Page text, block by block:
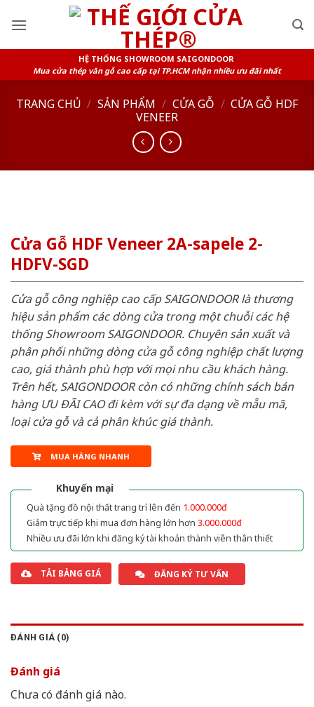
HỆ THỐNG SHOWROOM SAIGONDOOR
Mua cửa thép vân gỗ cao cấp tại TP.HCM nhận nhiều ưu đãi nhất
TRANG CHỦ / SẢN PHẨM / CỬA GỖ / CỬA GỖ HDF
VENEER
Cửa Gỗ HDF Veneer 2A-sapele 2-
HDFV-SGD
Cửa gỗ công nghiệp cao cấp SAIGONDOOR là thương
hiệu sản phẩm các dòng cửa trong một chuỗi các hệ
thống Showroom SAIGONDOOR. Chuyên sản xuất và
phân phối những dòng cửa gỗ công nghiệp chất lượng
cao, giá thành phù hợp với mọi nhu cầu khách hàng.
Trên hết, SAIGONDOOR còn có những chính sách bán
hàng ƯU ĐÃI CAO đi kèm với sự đa dạng về mẫu mã,
loại cửa gỗ và cả phân khúc giá thành.
MUA HÀNG NHANH
Khuyến mại
Quà tặng đồ nội thất trang trí lên đến 1.000.000đ
Giảm trực tiếp khi mua đơn hàng lớn hơn 3.000.000đ
Nhiều ưu đãi lớn khi đăng ký tài khoản thành viên thân thiết
TẢI BẢNG GIÁ ĐĂNG KÝ TƯ VẤN
ĐÁNH GIÁ (0)
Đánh giá
Chưa có đánh giá nào.